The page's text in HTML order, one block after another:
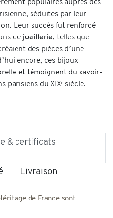
populaires auprès des
séduites par leur
Leur succès fut renforcé
de joaillerie, telles que
des pièces d’une
encore, ces bijoux
et témoignent du savoir-
parisiens du XIXᵉ siècle.
& certificats
Livraison
de France sont